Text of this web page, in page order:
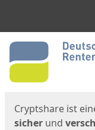
Start
Cryptshare ist
sicher und